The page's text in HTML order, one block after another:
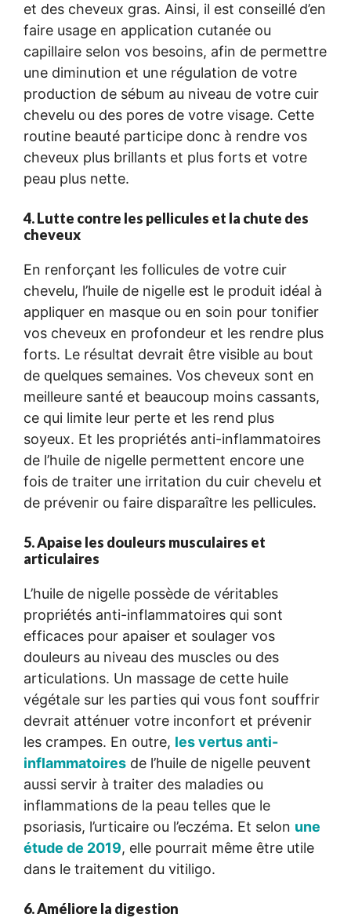
et des cheveux gras. Ainsi, il est conseillé d’en
faire usage en application cutanée ou
capillaire selon vos besoins, afin de permettre
une diminution et une régulation de votre
production de sébum au niveau de votre cuir
chevelu ou des pores de votre visage. Cette
routine beauté participe donc à rendre vos
cheveux plus brillants et plus forts et votre
peau plus nette.
4. Lutte contre les pellicules et la chute des
cheveux
En renforçant les follicules de votre cuir
chevelu, l’huile de nigelle est le produit idéal à
appliquer en masque ou en soin pour tonifier
vos cheveux en profondeur et les rendre plus
forts. Le résultat devrait être visible au bout
de quelques semaines. Vos cheveux sont en
meilleure santé et beaucoup moins cassants,
ce qui limite leur perte et les rend plus
soyeux. Et les propriétés anti-inflammatoires
de l’huile de nigelle permettent encore une
fois de traiter une irritation du cuir chevelu et
de prévenir ou faire disparaître les pellicules.
5. Apaise les douleurs musculaires et
articulaires
L’huile de nigelle possède de véritables
propriétés anti-inflammatoires qui sont
efficaces pour apaiser et soulager vos
douleurs au niveau des muscles ou des
articulations. Un massage de cette huile
végétale sur les parties qui vous font souffrir
devrait atténuer votre inconfort et prévenir
les crampes. En outre, les vertus anti-
inflammatoires de l’huile de nigelle peuvent
aussi servir à traiter des maladies ou
inflammations de la peau telles que le
psoriasis, l’urticaire ou l’eczéma. Et selon une
étude de 2019, elle pourrait même être utile
dans le traitement du vitiligo.
6. Améliore la digestion